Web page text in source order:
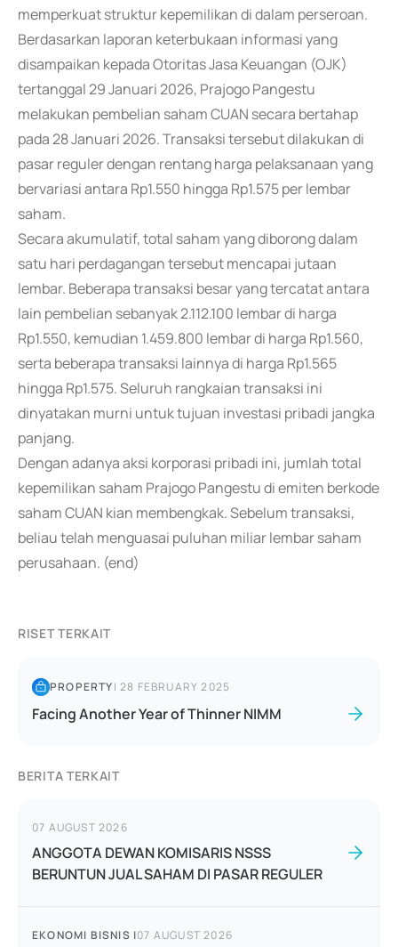
memperkuat struktur kepemilikan di dalam perseroan.
Berdasarkan laporan keterbukaan informasi yang
disampaikan kepada Otoritas Jasa Keuangan (OJK)
tertanggal 29 Januari 2026, Prajogo Pangestu
melakukan pembelian saham CUAN secara bertahap
pada 28 Januari 2026. Transaksi tersebut dilakukan di
pasar reguler dengan rentang harga pelaksanaan yang
bervariasi antara Rp1.550 hingga Rp1.575 per lembar
saham.
Secara akumulatif, total saham yang diborong dalam
satu hari perdagangan tersebut mencapai jutaan
lembar. Beberapa transaksi besar yang tercatat antara
lain pembelian sebanyak 2.112.100 lembar di harga
Rp1.550, kemudian 1.459.800 lembar di harga Rp1.560,
serta beberapa transaksi lainnya di harga Rp1.565
hingga Rp1.575. Seluruh rangkaian transaksi ini
dinyatakan murni untuk tujuan investasi pribadi jangka
panjang.
Dengan adanya aksi korporasi pribadi ini, jumlah total
kepemilikan saham Prajogo Pangestu di emiten berkode
saham CUAN kian membengkak. Sebelum transaksi,
beliau telah menguasai puluhan miliar lembar saham
perusahaan. (end)
RISET TERKAIT
PROPERTY|28 FEBRUARY 2025
Facing Another Year of Thinner NIMM
BERITA TERKAIT
07 AUGUST 2026
ANGGOTA DEWAN KOMISARIS NSSS
BERUNTUN JUAL SAHAM DI PASAR REGULER
EKONOMI BISNIS |07 AUGUST 2026